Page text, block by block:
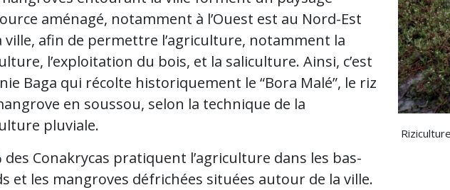
aménagé, notamment à l’Ouest est au Nord-Est
ville, afin de permettre l’agriculture, notamment la
l’exploitation du bois, et la saliculture. Ainsi, c’est
Baga qui récolte historiquement le “Bora Malé”, le riz
en soussou, selon la technique de la
pluviale.
des Conakrycas pratiquent l’agriculture dans les bas-
et les mangroves défrichées situées autour de la ville.